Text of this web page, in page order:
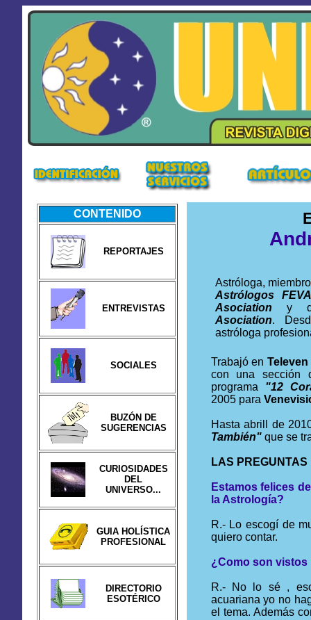
CONTENIDO
REPORTAJES
ENTREVISTAS
SOCIALES
BUZÓN DE
SUGERENCIAS
CURIOSIDADES
DEL
UNIVERSO...
GUIA HOLÍSTICA
PROFESIONAL
DIRECTORIO
ESOTÉRICO
Astróloga,
Astrólogos FEVA
Asociation y
Asociation.
astróloga
Trabajó en Televen
con una sección
programa "12
2005 para
Hasta abrill de
También"que se
LAS PREGUNTAS
Estamos felices
la Astrología?
R.- Lo escogí de
quiero contar.
¿Como son
R.- No lo sé ,
acuariana yo no
el tema. Además